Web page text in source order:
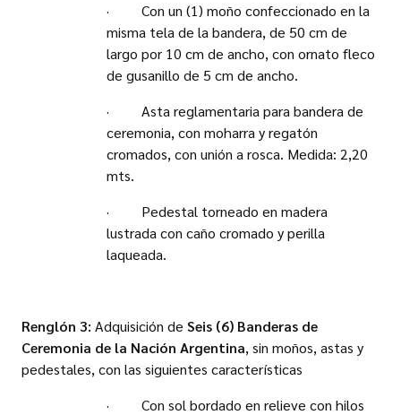
· Con un (1) moño confeccionado en la
misma tela de la bandera, de 50 cm de
largo por 10 cm de ancho, con ornato fleco
de gusanillo de 5 cm de ancho.
· Asta reglamentaria para bandera de
ceremonia, con moharra y regatón
cromados, con unión a rosca. Medida: 2,20
mts.
· Pedestal torneado en madera
lustrada con caño cromado y perilla
laqueada.
Renglón 3: Adquisición de Seis (6) Banderas de
Ceremonia de la Nación Argentina, sin moños, astas y
pedestales, con las siguientes características
· Con sol bordado en relieve con hilos